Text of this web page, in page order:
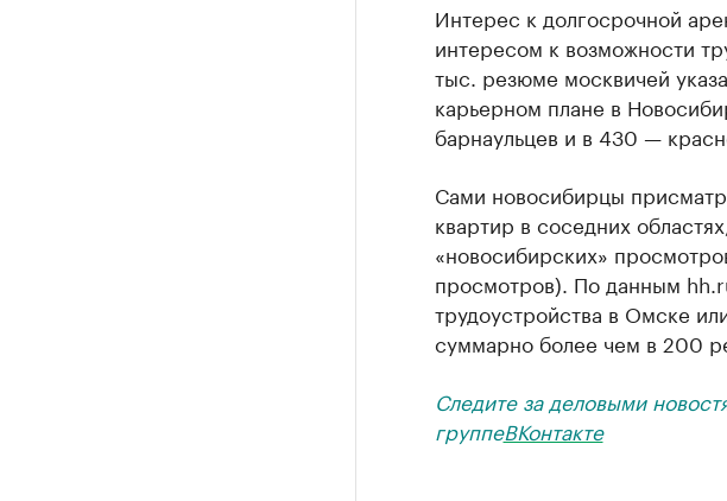
Интерес к долгосрочной
интересом к возможности
тыс. резюме москвичей
карьерном плане в
барнаульцев и в 430 —
Сами новосибирцы
квартир в соседних
«новосибирских»
просмотров). По данным
трудоустройства в Омске
суммарно более чем в 200
Следите за деловыми
группеВКонтакте